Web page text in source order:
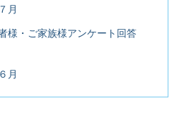
月
・ご家族様アンケート回答
月